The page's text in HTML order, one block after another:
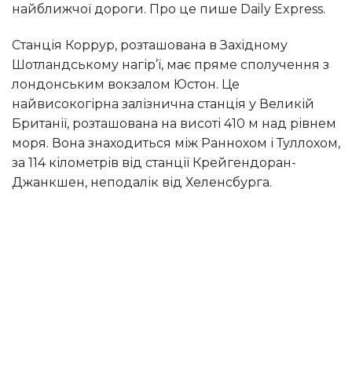
найближчої дороги. Про це пише Daily Express.
Станція Коррур, розташована в Західному
Шотландському нагір’ї, має пряме сполучення з
лондонським вокзалом Юстон. Це
найвисокогірна залізнична станція у Великій
Британії, розташована на висоті 410 м над рівнем
моря. Вона знаходиться між Раннохом і Туллохом,
за 114 кілометрів від станції Крейгендоран-
Джанкшен, неподалік від Хеленсбурга.